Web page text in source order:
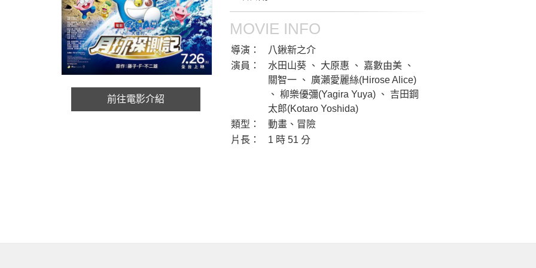
前往電影介紹
MOVIE INFO
導演：
八鍬新之介
演員：
水田山葵 、 大原惠 、 嘉數由美 、
關智一 、 廣瀨愛麗絲(Hirose Alice)
、 柳樂優彌(Yagira Yuya) 、 吉田鋼
太郎(Kotaro Yoshida)
類型：
動畫、冒險
片長：
1 時 51 分